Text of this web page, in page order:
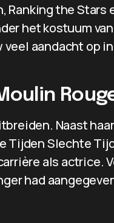
Ranking the
het kostuum
aandacht op
Naast
Tijden Slechte
als actrice.
had